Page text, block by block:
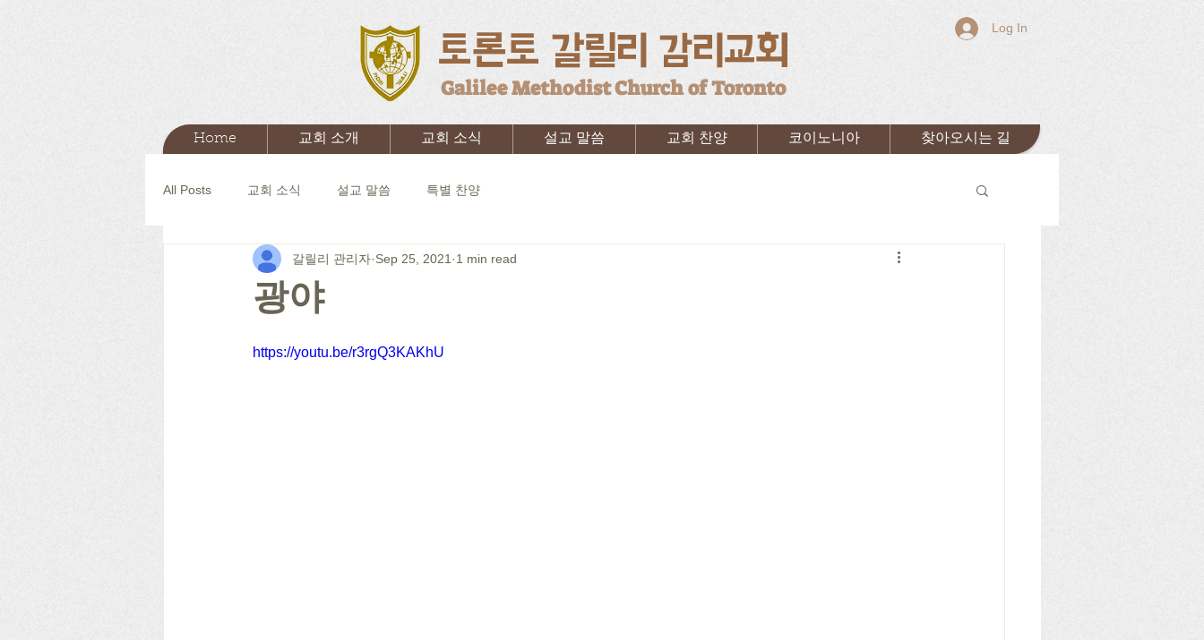
토론토 갈릴리 감리교회
Galilee Methodist Church of Toronto
Log In
Home 교회 소개 교회 소식 설교 말씀 교회 찬양 코이노니아 찾아오시는 길
All Posts 교회 소식 설교 말씀 특별 찬양
광야
갈릴리 관리자 Sep 25, 2021 1 min read
https://youtu.be/r3rgQ3KAKhU